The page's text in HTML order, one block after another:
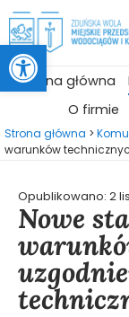
Otwórz pasek narzędzi
Strona główna
O firmie
Strona główna >
warunków
Opublikowano: 2
Nowe